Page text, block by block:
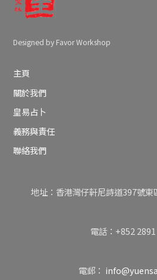
Designed by Favor Workshop
主頁
關於我們
皇易占卜
義務與責任
聯絡我們
地址：香港灣仔軒尼詩道397號
電話：+852
電郵：